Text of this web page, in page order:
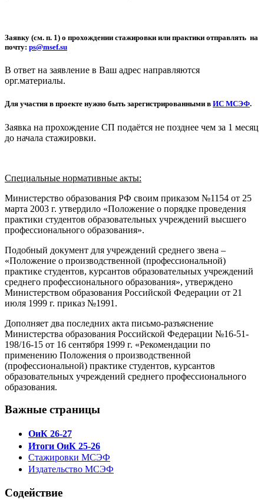
Заявку (см. п. 1) о прохождении стажировки или практики отправлять на
почту: ps@msef.su
В ответ на заявление в Ваш адрес направляются
орг.материалы.
Для участия в проекте нужно быть зарегистрированными в ИС МСЭФ.
Заявка на прохождение СП подаётся не позднее чем за 1 месяц
до начала стажировки.
Специальные нормативные акты:
Министерство образования РФ своим приказом №1154 от 25
марта 2003 г. утвердило «Положение о порядке проведения
практики студентов образовательных учреждений высшего
профессионального образования».
Подобный документ для учреждений среднего звена –
«Положение о производственной (профессиональной)
практике студентов, курсантов образовательных учреждений
среднего профессионального образования», утверждено
Министерством образования Российской Федерации от 21
июля 1999 г. приказ №1991.
Дополняет два последних акта письмо-разъяснение
Министерства образования Российской Федерации №16-51-
198/16-15 от 16 сентября 1999 г. «Рекомендации по
применению Положения о производственной
(профессиональной) практике студентов, курсантов
образовательных учреждений среднего профессионального
образования.
Важные страницы
ОиК 26-27
Итоги ОиК 25-26
Стажировки МСЭФ
Издательство МСЭФ
Содействие